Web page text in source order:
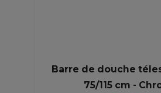
Barre de douche
75/115 cm -